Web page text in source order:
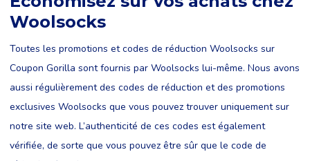
Woolsocks
Toutes les promotions et codes de réduction Woolsocks sur
Coupon Gorilla sont fournis par Woolsocks lui-même. Nous avons
aussi régulièrement des codes de réduction et des promotions
exclusives Woolsocks que vous pouvez trouver uniquement sur
notre site web. L’authenticité de ces codes est également
vérifiée, de sorte que vous pouvez être sûr que le code de